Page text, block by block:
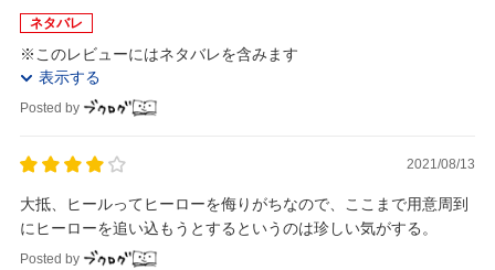
ネタバレ
※このレビューにはネタバレを含みます
表示する
Posted by
2021/08/13
大抵、ヒールってヒーローを侮りがちなので、ここまで用意周到
にヒーローを追い込もうとするというのは珍しい気がする。
Posted by